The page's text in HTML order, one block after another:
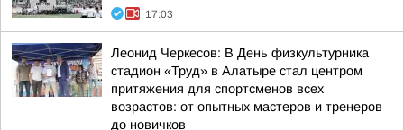
17:03
Леонид Черкесов: В День физкультурника
стадион «Труд» в Алатыре стал центром
притяжения для спортсменов всех
возрастов: от опытных мастеров и тренеров
до новичков